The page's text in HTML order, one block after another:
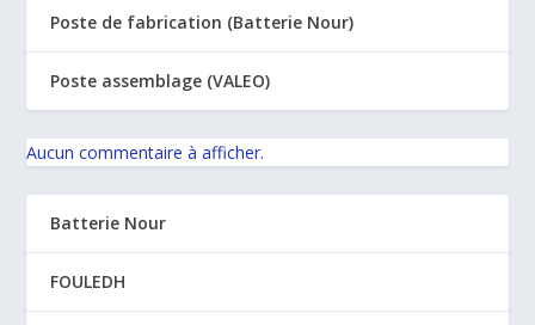
Poste de fabrication (Batterie Nour)
Poste assemblage (VALEO)
Aucun commentaire à afficher.
Batterie Nour
FOULEDH